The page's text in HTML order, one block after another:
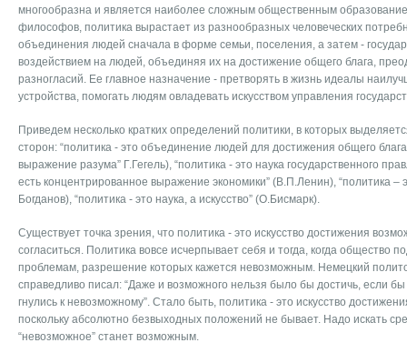
многообразна и является наиболее сложным общественным
философов, политика вырастает из разнообразных человеческих
объединения людей сначала в форме семьи, поселения, а затем -
воздействием на людей, объединяя их на достижение общего блага,
разногласий. Ее главное назначение - претворять в жизнь идеалы
устройства, помогать людям овладевать искусством управления
Приведем несколько кратких определений политики, в которых
сторон: “политика - это объединение людей для достижения общего
выражение разума” Г.Гегель), “политика - это наука государственного
есть концентрированное выражение экономики” (В.П.Ленин), “политика –
Богданов), “политика - это наука, а искусство” (О.Бисмарк).
Существует точка зрения, что политика - это искусство достижения
согласиться. Политика вовсе исчерпывает себя и тогда, когда общество
проблемам, разрешение которых кажется невозможным. Немецкий
справедливо писал: “Даже и возможного нельзя было бы достичь, если
гнулись к невозможному”. Стало быть, политика - это искусство
поскольку абсолютно безвыходных положений не бывает. Надо искать
“невозможное” станет возможным.